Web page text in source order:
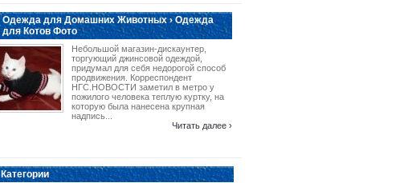
Одежда для Домашних Животных › Одежда
для Котов Фото
Небольшой магазин-дискаунтер,
торгующий джинсовой одеждой,
придумал для себя недорогой способ
продвижения. Корреспондент
НГС.НОВОСТИ заметил в метро у
пожилого человека теплую куртку, на
которую была нанесена крупная
надпись...
Читать далее ›
Категории